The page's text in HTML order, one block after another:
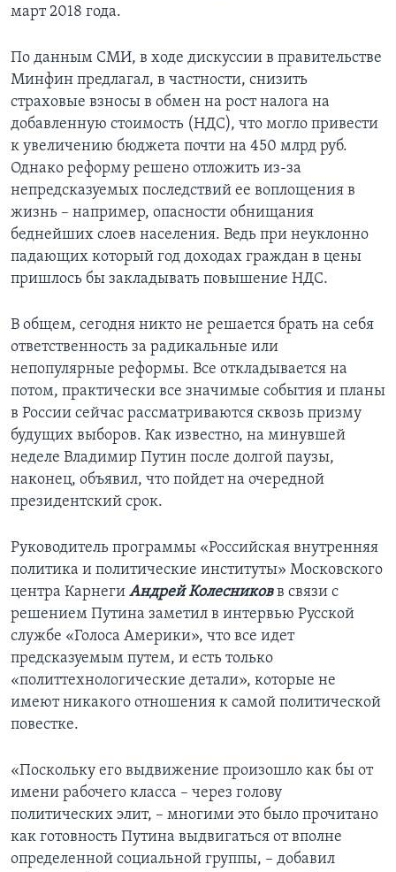
март 2018 года.
По данным СМИ, в ходе дискуссии в правительстве
Минфин предлагал, в частности, снизить
страховые взносы в обмен на рост налога на
добавленную стоимость (НДС), что могло привести
к увеличению бюджета почти на 450 млрд руб.
Однако реформу решено отложить из-за
непредсказуемых последствий ее воплощения в
жизнь – например, опасности обнищания
беднейших слоев населения. Ведь при неуклонно
падающих который год доходах граждан в цены
пришлось бы закладывать повышение НДС.
В общем, сегодня никто не решается брать на себя
ответственность за радикальные или
непопулярные реформы. Все откладывается на
потом, практически все значимые события и планы
в России сейчас рассматриваются сквозь призму
будущих выборов. Как известно, на минувшей
неделе Владимир Путин после долгой паузы,
наконец, объявил, что пойдет на очередной
президентский срок.
Руководитель программы «Российская внутренняя
политика и политические институты» Московского
центра Карнеги Андрей Колесниковв связи с
решением Путина заметил в интервью Русской
службе «Голоса Америки», что все идет
предсказуемым путем, и есть только
«политтехнологические детали», которые не
имеют никакого отношения к самой политической
повестке.
«Поскольку его выдвижение произошло как бы от
имени рабочего класса – через голову
политических элит, – многими это было прочитано
как готовность Путина выдвигаться от вполне
определенной социальной группы, – добавил